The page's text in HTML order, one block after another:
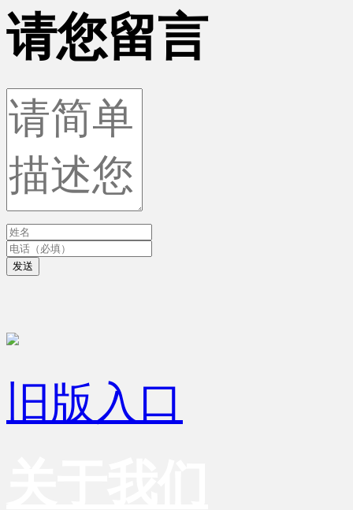
请您留言
发送
旧版入口